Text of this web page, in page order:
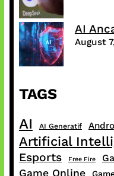
AI
August
TAGS
AI AI Generatif
Artificial
Esports Free Fire
Game Online